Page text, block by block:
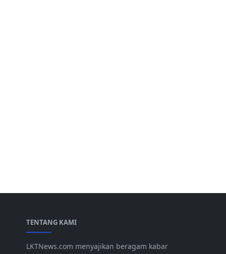
TENTANG KAMI
LKTNews.com menyajikan beragam kabar